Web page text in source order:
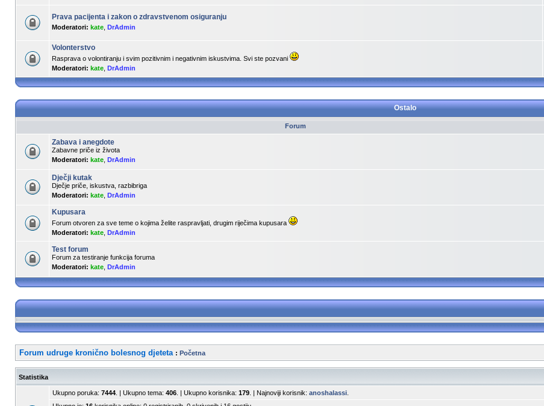
Prava pacijenta i zakon o zdravstvenom osiguranju
Moderatori: kate DrAdmin
Volonterstvo
Rasprava o volontiranju i svim pozitivnim i negativnim iskustvima. Svi ste pozvani
Moderatori: kate DrAdmin
Ostalo
Forum
Zabava i anegdote
Zabavne priče iz života
Moderatori: kate DrAdmin
Dječji kutak
Dječje priče, iskustva, razbibriga
Moderatori: kate DrAdmin
Kupusara
Forum otvoren za sve teme o kojima želite raspravljati, drugim riječima kupusara
Moderatori: kate DrAdmin
Test forum
Forum za testiranje funkcija foruma
Moderatori: kate DrAdmin
Forum udruge kronično bolesnog djeteta : Početna
Statistika
Ukupno poruka: 7444 . | Ukupno tema: 406 . | Ukupno korisnika: 179 . | Najnoviji korisnik: anoshalassi